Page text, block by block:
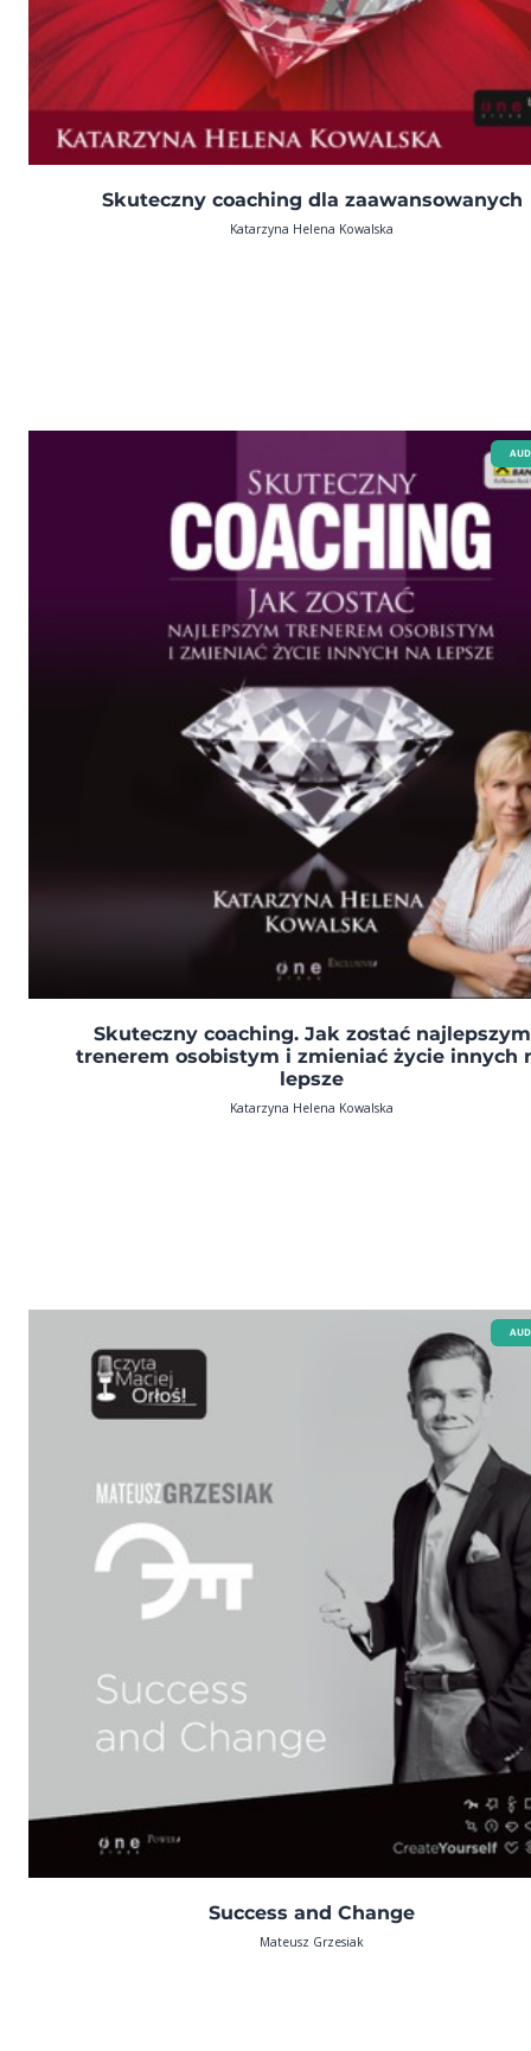
Skuteczny coaching dla zaawansowanych
Katarzyna Helena Kowalska
Skuteczny coaching. Jak zostać najlepszym
trenerem osobistym i zmieniać życie innych
lepsze
Katarzyna Helena Kowalska
Success and Change
Mateusz Grzesiak